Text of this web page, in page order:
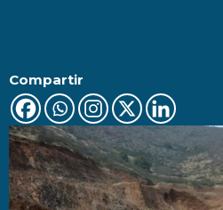
Compartir